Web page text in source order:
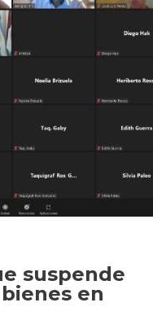
suspende
en